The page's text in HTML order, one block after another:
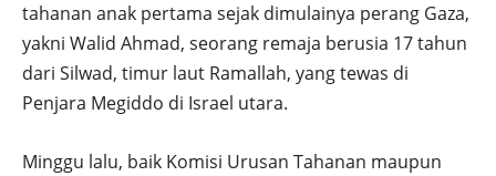
tahanan anak pertama sejak dimulainya perang Gaza,
yakni Walid Ahmad, seorang remaja berusia 17 tahun
dari Silwad, timur laut Ramallah, yang tewas di
Penjara Megiddo di Israel utara.
Minggu lalu, baik Komisi Urusan Tahanan maupun